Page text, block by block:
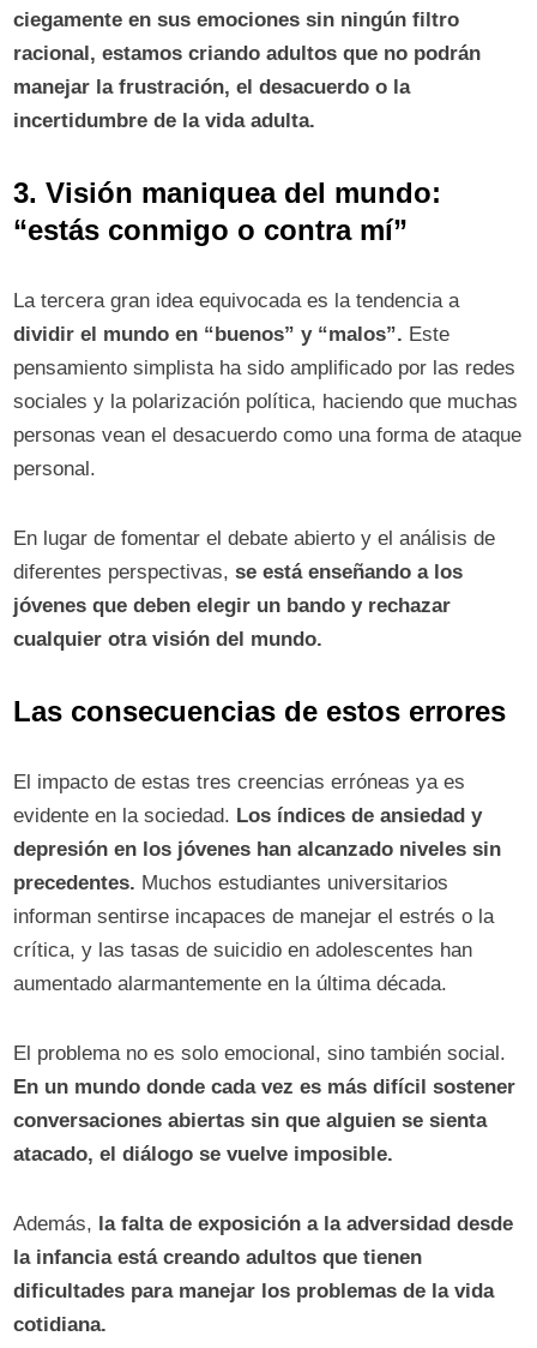
ciegamente en sus emociones sin ningún filtro
racional, estamos criando adultos que no podrán
manejar la frustración, el desacuerdo o la
incertidumbre de la vida adulta.
3. Visión maniquea del mundo:
“estás conmigo o contra mí”
La tercera gran idea equivocada es la tendencia a
dividir el mundo en “buenos” y “malos”. Este
pensamiento simplista ha sido amplificado por las redes
sociales y la polarización política, haciendo que muchas
personas vean el desacuerdo como una forma de ataque
personal.
En lugar de fomentar el debate abierto y el análisis de
diferentes perspectivas,se está enseñando a los
jóvenes que deben elegir un bando y rechazar
cualquier otra visión del mundo.
Las consecuencias de estos errores
El impacto de estas tres creencias erróneas ya es
evidente en la sociedad. Los índices de ansiedad y
depresión en los jóvenes han alcanzado niveles sin
precedentes. Muchos estudiantes universitarios
informan sentirse incapaces de manejar el estrés o la
crítica, y las tasas de suicidio en adolescentes han
aumentado alarmantemente en la última década.
El problema no es solo emocional, sino también social.
En un mundo donde cada vez es más difícil sostener
conversaciones abiertas sin que alguien se sienta
atacado, el diálogo se vuelve imposible.
Además, la falta de exposición a la adversidad desde
la infancia está creando adultos que tienen
dificultades para manejar los problemas de la vida
cotidiana.